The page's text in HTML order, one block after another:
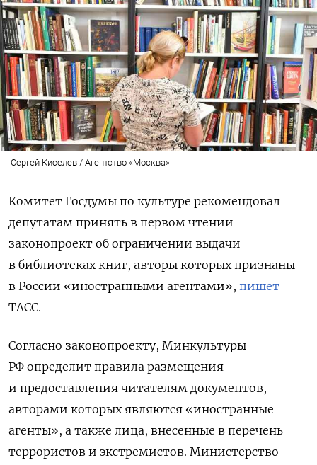
Сергей Киселев / Агентство «Москва»
Комитет Госдумы по культуре рекомендовал
депутатам принять в первом чтении
законопроект об ограничении выдачи
в библиотеках книг, авторы которых признаны
в России «иностранными агентами», пишет
ТАСС.
Согласно законопроекту, Минкультуры
РФ определит правила размещения
и предоставления читателям документов,
авторами которых являются «иностранные
агенты», а также лица, внесенные в перечень
террористов и экстремистов. Министерство